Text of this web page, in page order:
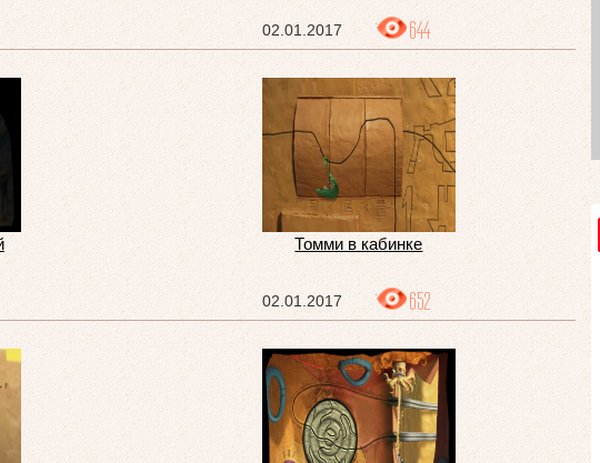
02.01.2017 644
Томми в кабинке
02.01.2017 652